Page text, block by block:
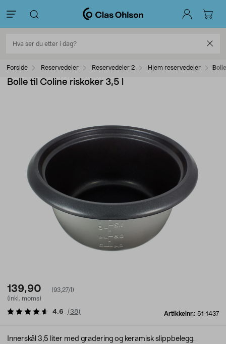
Forside Reservedeler Reservedeler 2 Hjem reservedeler
Bolle til Coline riskoker 3,5 l
139,90
(93,27/l)
(inkl. moms)
Artikkelnr.: 51-1437
4.6 (38)
Innerskål 3,5 liter med gradering og keramisk slippbelegg.